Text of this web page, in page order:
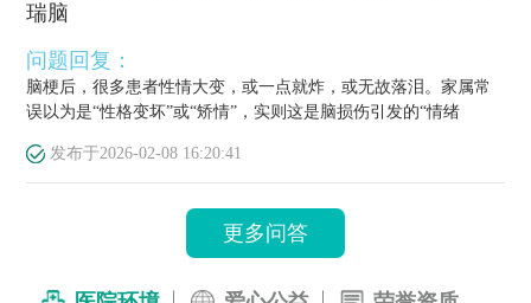
瑞脑
问题回复：
脑梗后，很多患者性情大变，或一点就炸，或无故落泪。家属常
误以为是“性格变坏”或“矫情”，实则这是脑损伤引发的“情绪
发布于2026-02-08 16:20:41
更多问答